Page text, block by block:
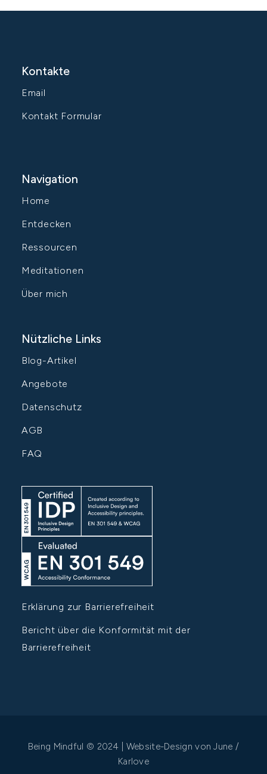
Kontakte
Email
Kontakt Formular
Navigation
Home
Entdecken
Ressourcen
Meditationen
Über mich
Nützliche Links
Blog-Artikel
Angebote
Datenschutz
AGB
FAQ
Erklärung zur Barrierefreiheit
Bericht über die Konformität mit der
Barrierefreiheit
Being Mindful © 2024 | Website-Design vonJune /
Karlove